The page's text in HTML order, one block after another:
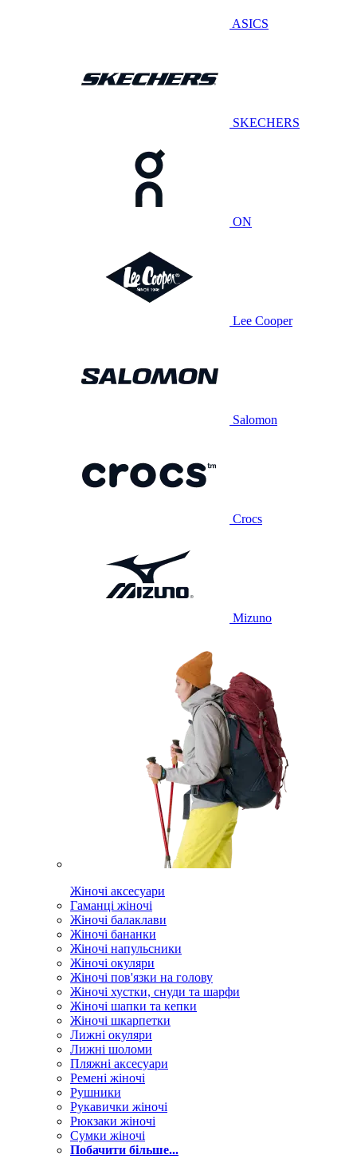
ASICS
SKECHERS
ON
Lee Cooper
Salomon
Crocs
Mizuno
Жіночі аксесуари
Гаманці жіночі
Жіночі балаклави
Жіночі бананки
Жіночі напульсники
Жіночі окуляри
Жіночі пов'язки на голову
Жіночі хустки, снуди та шарфи
Жіночі шапки та кепки
Жіночі шкарпетки
Лижні окуляри
Лижні шоломи
Пляжні аксесуари
Ремені жіночі
Рушники
Рукавички жіночі
Рюкзаки жіночі
Сумки жіночі
Побачити більше...